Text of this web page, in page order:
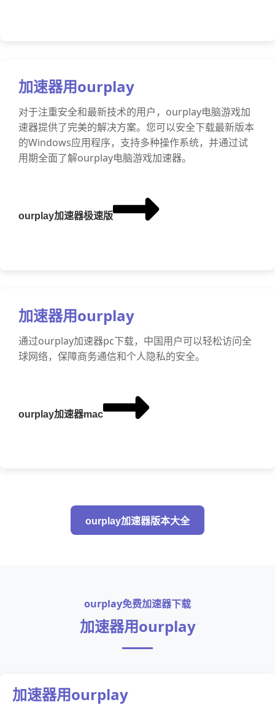
加速器用ourplay
对于注重安全和最新技术的用户，ourplay电脑游戏加
速器提供了完美的解决方案。您可以安全下载最新版本
的Windows应用程序，支持多种操作系统，并通过试
用期全面了解ourplay电脑游戏加速器。
ourplay加速器极速版
加速器用ourplay
通过ourplay加速器pc下载，中国用户可以轻松访问全
球网络，保障商务通信和个人隐私的安全。
ourplay加速器mac
ourplay加速器版本大全
ourplay免费加速器下载
加速器用ourplay
加速器用ourplay